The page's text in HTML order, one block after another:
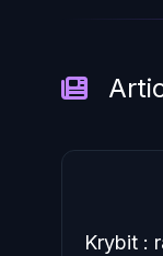
Krybit :